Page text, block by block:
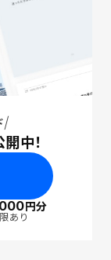
中！
円分
あり